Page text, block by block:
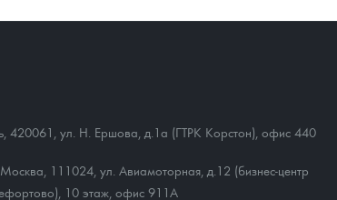
420061 ул. Н. Ершова, д.1а (ГТРК Корстон), офис 440
Москва, 111024, ул. Авиамоторная, д.12 (бизнес-центр
10 этаж, офис 911А